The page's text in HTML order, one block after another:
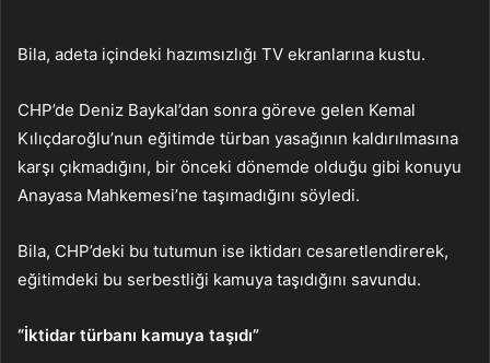
Bila, adeta içindeki hazımsızlığı TV ekranlarına kustu.
CHP’de Deniz Baykal’dan sonra göreve gelen Kemal
Kılıçdaroğlu’nun eğitimde türban yasağının kaldırılmasına
karşı çıkmadığını, bir önceki dönemde olduğu gibi konuyu
Anayasa Mahkemesi’ne taşımadığını söyledi.
Bila, CHP’deki bu tutumun ise iktidarı cesaretlendirerek,
eğitimdeki bu serbestliği kamuya taşıdığını savundu.
“İktidar türbanı kamuya taşıdı”